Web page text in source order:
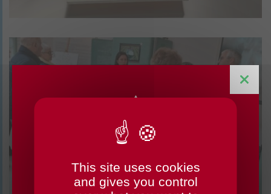
CHANGEMENTS HORAIRES
OUVERTURE MAIRIE
This site uses cookies
and gives you control